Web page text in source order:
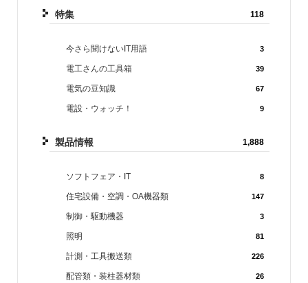
特集 118
今さら聞けないIT用語 3
電工さんの工具箱 39
電気の豆知識 67
電設・ウォッチ！ 9
製品情報 1,888
ソフトフェア・IT 8
住宅設備・空調・OA機器類 147
制御・駆動機器 3
照明 81
計測・工具搬送類 226
配管類・装柱器材類 26